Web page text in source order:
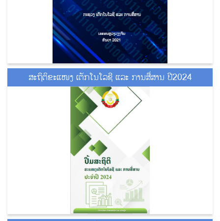
ສະຖິຕິຂະແໜງ ເຕັກໂນໂລຊີ ແລະ ການສື່ສານ ປີ2024